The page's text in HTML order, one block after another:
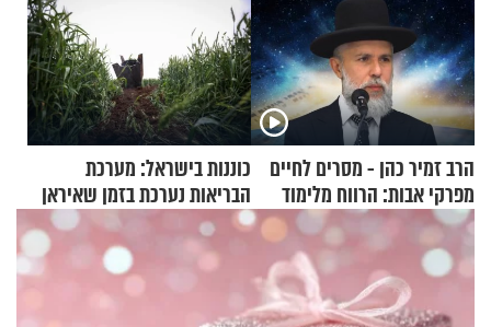
הרב זמיר כהן - מסרים לחיים
מפרקי אבות: הרווח מלימוד
התורה
כוננות בישראל: מערכת
הבריאות נערכת בזמן שאיראן
מאיימת על הבריטים